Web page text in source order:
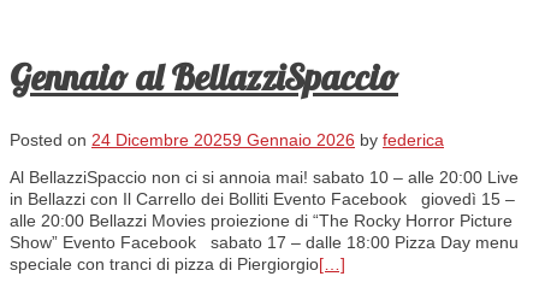
Gennaio al BellazziSpaccio
Posted on 24 Dicembre 20259 Gennaio 2026 by federica
Al BellazziSpaccio non ci si annoia mai! sabato 10 – alle 20:00 Live
in Bellazzi con Il Carrello dei Bolliti Evento Facebook giovedì 15 –
alle 20:00 Bellazzi Movies proiezione di “The Rocky Horror Picture
Show” Evento Facebook sabato 17 – dalle 18:00 Pizza Day menu
speciale con tranci di pizza di Piergiorgio[…]